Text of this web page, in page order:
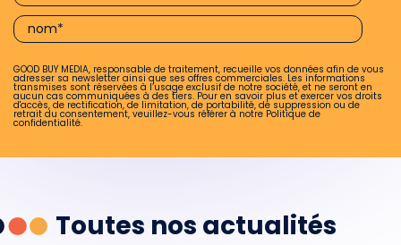
GOOD BUY MEDIA, responsable de traitement, recueille vos données afin de vous
adresser sa newsletter ainsi que ses offres commerciales. Les informations
transmises sont réservées à l’usage exclusif de notre société, et ne seront en
aucun cas communiquées à des tiers. Pour en savoir plus et exercer vos droits
d'accès, de rectification, de limitation, de portabilité, de suppression ou de
retrait du consentement, veuillez-vous référer à notre Politique de
confidentialité.
Toutes nos actualités